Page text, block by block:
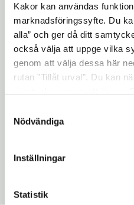
Kakor kan användas
marknadsföringssyfte. Du
alla” och ger då ditt
också välja att uppge vilka
genom att välja dessa här
rutan ”Tillåt urval”. Du kan
"Visa detaljer" kan du läsa
hur vi och våra leverantörer
Nödvändiga
Inställningar
Statistik
dig med information
utbildningar som
feedback på ditt CV.
Du kan såklart också
karriärvägledare via
vanligt.
Läs mer om
Varmt välkommen!